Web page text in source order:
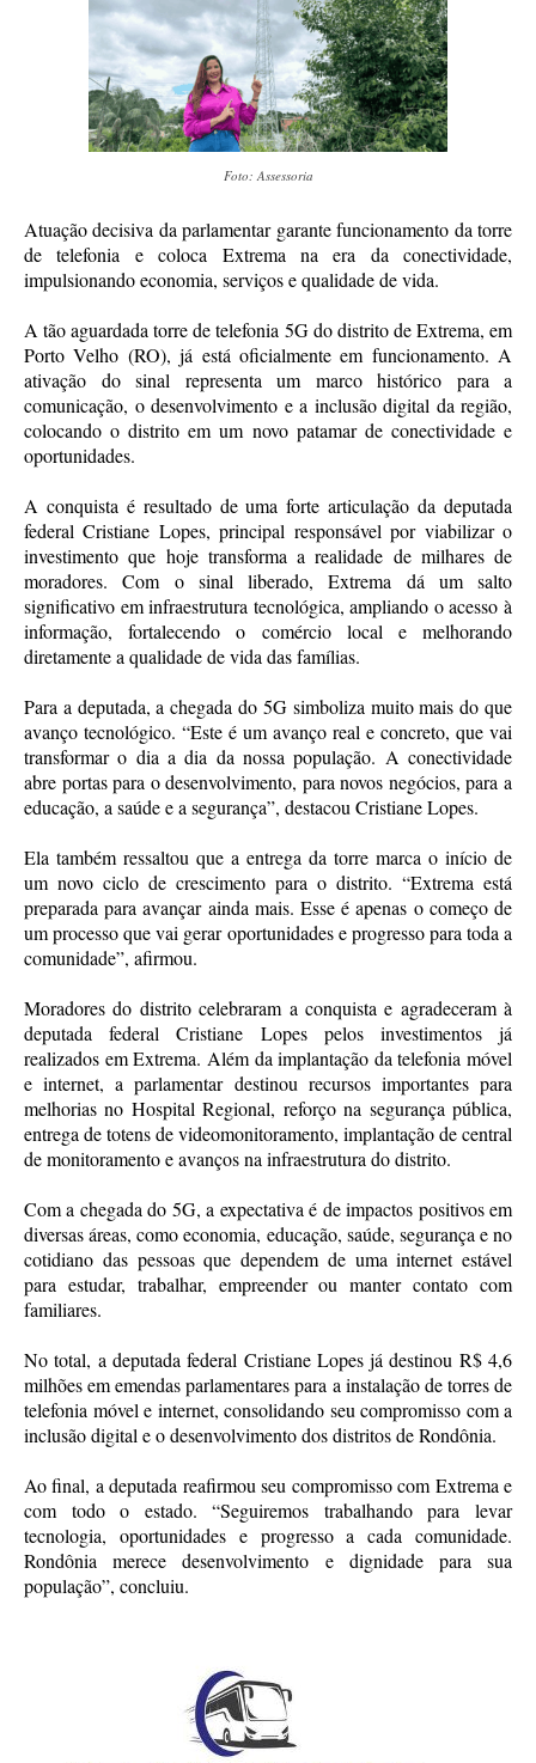
Foto: Assessoria
Atuação decisiva da parlamentar garante funcionamento da torre
de telefonia e coloca Extrema na era da conectividade,
impulsionando economia, serviços e qualidade de vida.
A tão aguardada torre de telefonia 5G do distrito de Extrema, em
Porto Velho (RO), já está oficialmente em funcionamento. A
ativação do sinal representa um marco histórico para a
comunicação, o desenvolvimento e a inclusão digital da região,
colocando o distrito em um novo patamar de conectividade e
oportunidades.
A conquista é resultado de uma forte articulação da deputada
federal Cristiane Lopes, principal responsável por viabilizar o
investimento que hoje transforma a realidade de milhares de
moradores. Com o sinal liberado, Extrema dá um salto
significativo em infraestrutura tecnológica, ampliando o acesso à
informação, fortalecendo o comércio local e melhorando
diretamente a qualidade de vida das famílias.
Para a deputada, a chegada do 5G simboliza muito mais do que
avanço tecnológico. “Este é um avanço real e concreto, que vai
transformar o dia a dia da nossa população. A conectividade
abre portas para o desenvolvimento, para novos negócios, para a
educação, a saúde e a segurança”, destacou Cristiane Lopes.
Ela também ressaltou que a entrega da torre marca o início de
um novo ciclo de crescimento para o distrito. “Extrema está
preparada para avançar ainda mais. Esse é apenas o começo de
um processo que vai gerar oportunidades e progresso para toda a
comunidade”, afirmou.
Moradores do distrito celebraram a conquista e agradeceram à
deputada federal Cristiane Lopes pelos investimentos já
realizados em Extrema. Além da implantação da telefonia móvel
e internet, a parlamentar destinou recursos importantes para
melhorias no Hospital Regional, reforço na segurança pública,
entrega de totens de videomonitoramento, implantação de central
de monitoramento e avanços na infraestrutura do distrito.
Com a chegada do 5G, a expectativa é de impactos positivos em
diversas áreas, como economia, educação, saúde, segurança e no
cotidiano das pessoas que dependem de uma internet estável
para estudar, trabalhar, empreender ou manter contato com
familiares.
No total, a deputada federal Cristiane Lopes já destinou R$ 4,6
milhões em emendas parlamentares para a instalação de torres de
telefonia móvel e internet, consolidando seu compromisso com a
inclusão digital e o desenvolvimento dos distritos de Rondônia.
Ao final, a deputada reafirmou seu compromisso com Extrema e
com todo o estado. “Seguiremos trabalhando para levar
tecnologia, oportunidades e progresso a cada comunidade.
Rondônia merece desenvolvimento e dignidade para sua
população”, concluiu.